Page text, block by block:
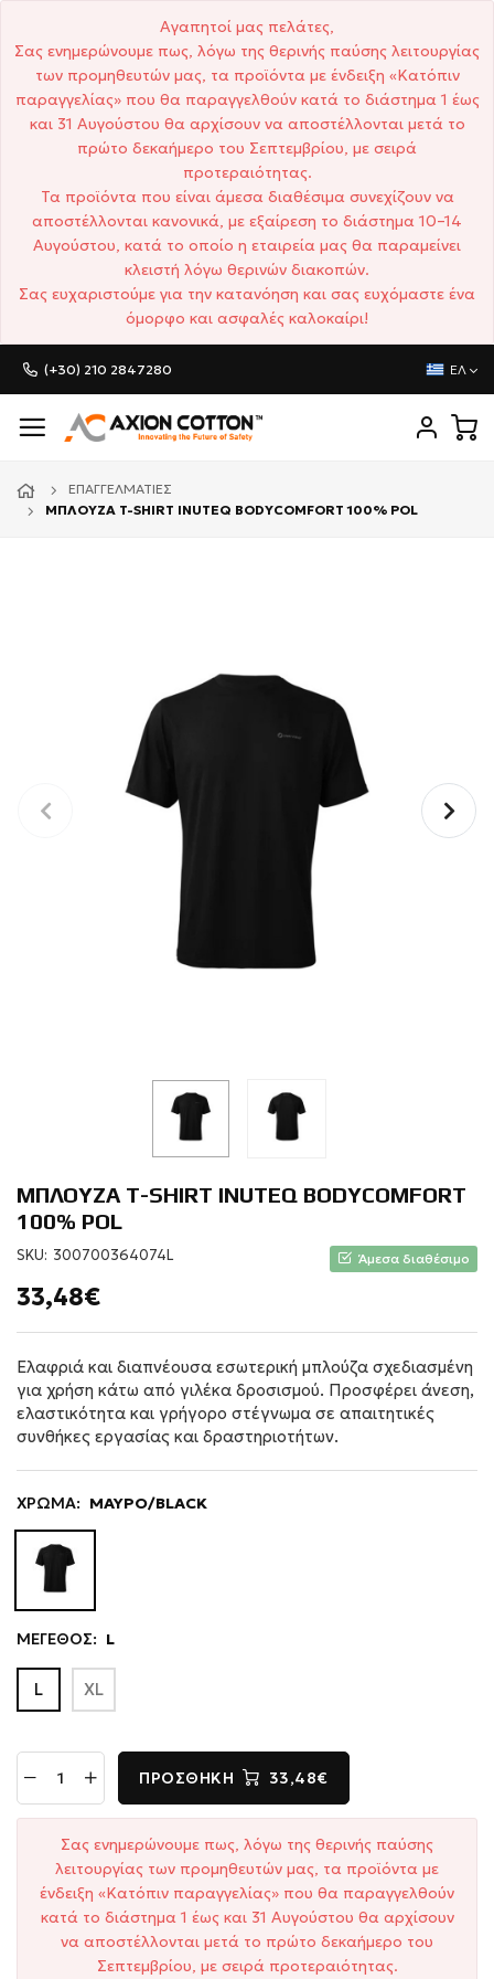
Αγαπητοί μας πελάτες,
Σας ενημερώνουμε πως, λόγω της θερινής παύσης λειτουργίας
των προμηθευτών μας, τα προϊόντα με ένδειξη «Κατόπιν
παραγγελίας» που θα παραγγελθούν κατά το διάστημα 1 έως
και 31 Αυγούστου θα αρχίσουν να αποστέλλονται μετά το
πρώτο δεκαήμερο του Σεπτεμβρίου, με σειρά
προτεραιότητας.
Τα προϊόντα που είναι άμεσα διαθέσιμα συνεχίζουν να
αποστέλλονται κανονικά, με εξαίρεση το διάστημα 10–14
Αυγούστου, κατά το οποίο η εταιρεία μας θα παραμείνει
κλειστή λόγω θερινών διακοπών.
Σας ευχαριστούμε για την κατανόηση και σας ευχόμαστε ένα
όμορφο και ασφαλές καλοκαίρι!
(+30) 210 2847280 ΕΛ
ΕΠΑΓΓΕΛΜΑΤΊΕΣ
ΜΠΛΟΥΖΑ T-SHIRT INUTEQ BODYCOMFORT 100% POL
ΜΠΛΟΥΖΑ T-SHIRT INUTEQ BODYCOMFORT
100% POL
SKU: 300700364074L Άμεσα διαθέσιμο
33,48€
Ελαφριά και διαπνέουσα εσωτερική μπλούζα σχεδιασμένη
για χρήση κάτω από γιλέκα δροσισμού. Προσφέρει άνεση,
ελαστικότητα και γρήγορο στέγνωμα σε απαιτητικές
συνθήκες εργασίας και δραστηριοτήτων.
ΧΡΩΜΑ: ΜΑΥΡΟ/BLACK
ΜΕΓΕΘΟΣ: L
L XL
ΠΡΟΣΘΉΚΗ 33,48€
Σας ενημερώνουμε πως, λόγω της θερινής παύσης
λειτουργίας των προμηθευτών μας, τα προϊόντα με
ένδειξη «Κατόπιν παραγγελίας» που θα παραγγελθούν
κατά το διάστημα 1 έως και 31 Αυγούστου θα αρχίσουν
να αποστέλλονται μετά το πρώτο δεκαήμερο του
Σεπτεμβρίου, με σειρά προτεραιότητας.